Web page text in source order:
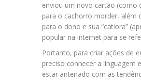
enviou um novo cartão (como
para o cachorro morder, além
para o dono e sua “catiora”
popular na internet para se
Portanto, para criar ações de
preciso conhecer a linguagem
estar antenado com as